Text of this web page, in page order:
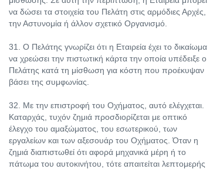
να δώσει τα στοιχεία του Πελάτη στις αρμόδιες Αρχές,
την Αστυνομία ή άλλον σχετικό Οργανισμό.
31. Ο Πελάτης γνωρίζει ότι η Εταιρεία έχει το δικαίωμα
να χρεώσει την πιστωτική κάρτα την οποία υπέδειξε ο
Πελάτης κατά τη μίσθωση για κόστη που προέκυψαν
βάσει της συμφωνίας.
32. Με την επιστροφή του Οχήματος, αυτό ελέγχεται.
Καταρχάς, τυχόν ζημιά προσδιορίζεται με οπτικό
έλεγχο του αμαξώματος, του εσωτερικού, των
εργαλείων και των αξεσουάρ του Οχήματος. Όταν η
ζημιά διαπιστωθεί ότι αφορά μηχανικά μέρη ή το
πάτωμα του αυτοκινήτου, τότε απαιτείται λεπτομερής